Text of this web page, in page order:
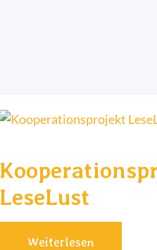
LeseLust
Weiterlesen